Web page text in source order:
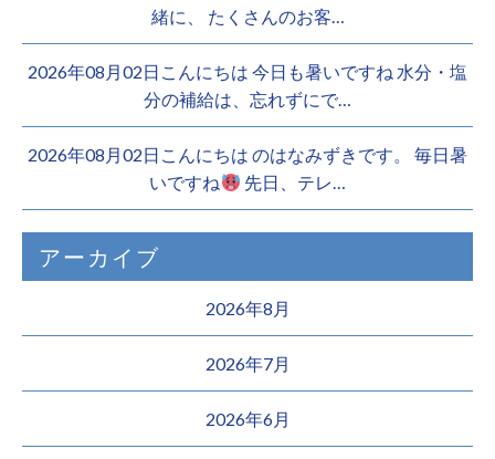
緒に、 たくさんのお客…
2026年08月02日こんにちは 今日も暑いですね 水分・塩
分の補給は、忘れずにで…
2026年08月02日こんにちは のはなみずきです。 毎日暑
いですね
先日、テレ…
アーカイブ
2026年8月
2026年7月
2026年6月